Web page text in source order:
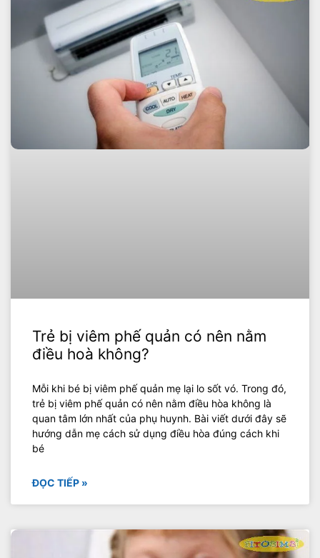
Trẻ bị viêm phế quản có nên nằm
điều hoà không?
Mỗi khi bé bị viêm phế quản mẹ lại lo sốt vó. Trong đó,
trẻ bị viêm phế quản có nên nằm điều hòa không là
quan tâm lớn nhất của phụ huynh. Bài viết dưới đây sẽ
hướng dẫn mẹ cách sử dụng điều hòa đúng cách khi
bé
ĐỌC TIẾP »